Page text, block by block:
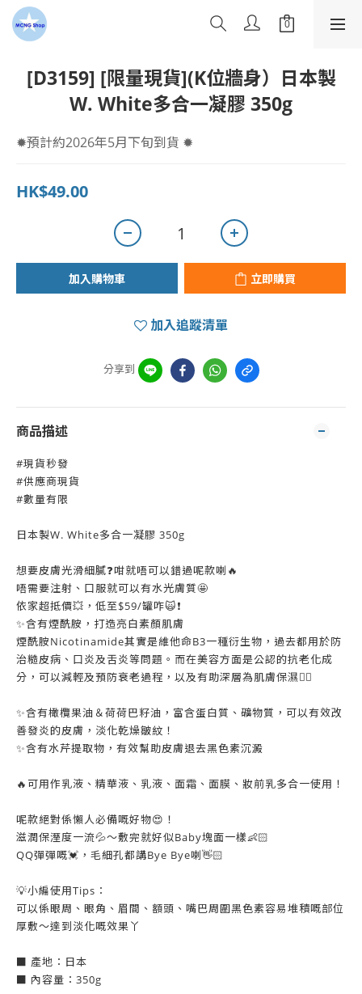
[D3159] [限量現貨](K位牆身）日本製
W. White多合一凝膠 350g
✹預計約2026年5月下旬到貨 ✹
HK$49.00
加入購物車 立即購買
加入追蹤清單
分享到
商品描述
#現貨秒發
#供應商現貨
#數量有限
日本製W. White多合一凝膠 350g
想要皮膚光滑細膩❓咁就唔可以錯過呢款喇🔥
唔需要注射、口服就可以有水光膚質🤩
依家超抵價💥，低至$59/罐咋🙀❗
✨含有煙酰胺，打造亮白素顏肌膚
煙酰胺Nicotinamide其實是維他命B3一種衍生物，過去都用於防
治糙皮病、口炎及舌炎等問題。而在美容方面是公認的抗老化成
分，可以減輕及預防衰老過程，以及有助深層為肌膚保濕👍🏻
✨含有橄欖果油＆荷荷巴籽油，富含蛋白質、礦物質，可以有效改
善發炎的皮膚，淡化乾燥皺紋！
✨含有水芹提取物，有效幫助皮膚退去黑色素沉澱
🔥可用作乳液、精華液、乳液、面霜、面膜、妝前乳多合一使用！
呢款絕對係懶人必備嘅好物😍！
滋潤保溼度一流💦～敷完就好似Baby塊面一樣👶🏻
QQ彈彈嘅💓，毛細孔都講Bye Bye喇👋🏻
💡小編使用Tips：
可以係眼周、眼角、眉間、額頭、嘴巴周圍黑色素容易堆積嘅部位
厚敷～達到淡化嘅效果丫
■ 產地：日本
■ 內容量：350g